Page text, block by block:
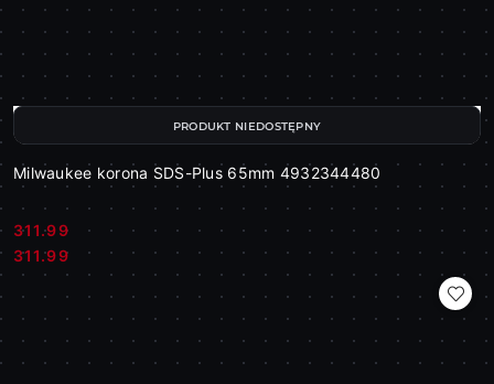
Milwaukee korona SDS-Plus 65mm 4932344480
Cena:
311.99
Cena:
311.99
PRODUKT NIEDOSTĘPNY